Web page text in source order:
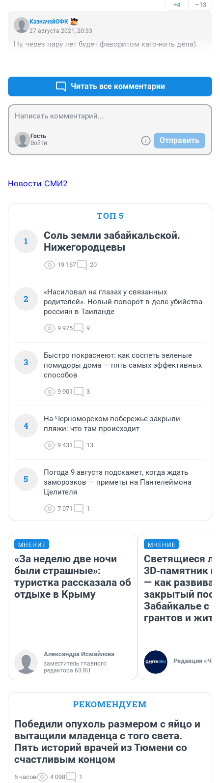
+4 –13
КазначейОФК
27 августа 2021, 20:33
Ну, через пару лет будет фаворитом каго-нить дела).
Читать все комментарии
Гость
Войти
Отправить
Новости СМИ2
ТОП 5
1
Соль земли забайкальской.
Нижегородцевы
19 167 20
2
«Насиловал на глазах у связанных
родителей». Новый поворот в деле убийства
россиян в Таиланде
9 975 9
3
Быстро покраснеют: как соспеть зеленые
помидоры дома — пять самых эффективных
способов
9 901 3
4
На Черноморском побережье закрыли
пляжи: что там происходит
9 431 13
5
Погода 9 августа подскажет, когда ждать
заморозков — приметы на Пантелеймона
Целителя
7 071 1
МНЕНИЕ
«За неделю две ночи
были страшные»:
туристка рассказала об
отдыхе в Крыму
Александра Исмайлова
заместитель главного
редактора 63.RU
МНЕНИЕ
Светящиеся
3D‑памятник и
— как
закрытый
Забайкалье с
грантов и
Редакция
РЕКОМЕНДУЕМ
Победили опухоль размером с яйцо и
вытащили младенца с того света.
Пять историй врачей из Тюмени со
счастливым концом
5 часов 4 098 1